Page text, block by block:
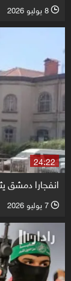
l 8 يوليو 2026
24:22
انفجارا دمشق
l 7 يوليو 2026